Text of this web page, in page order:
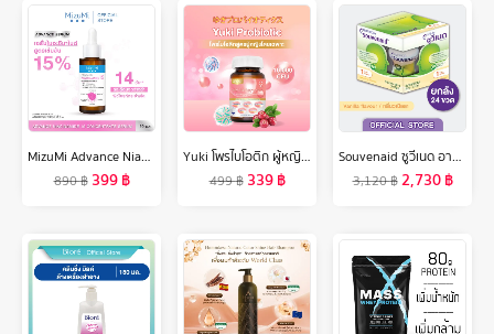
MizuMi Advance Niacinamide 15 Concentrate Serum 30 ml เซรั่มไนอะซินาไมด์ สูตรเข้มข้น 15% ลดเลือนจุดด่างดำ ความหมองคล้ำ รอยแดง รอยดำที่ฝังลึก
890฿ 399฿
Yuki โพรไบโอติก ผู้หญิง โดยเฉพาะ 30 แคปซูล Women’s Probiotic
499฿ 339฿
Souvenaid ซูวีเนด อาหารสำหรับผู้ที่มีอาการอัลไซเมอร์ระยะเริ่มแรก กลิ่นวานิลลา ยกลัง (24ขวดx125 มล.) (อาหารทางการแพทย์)
3,120฿2,730฿